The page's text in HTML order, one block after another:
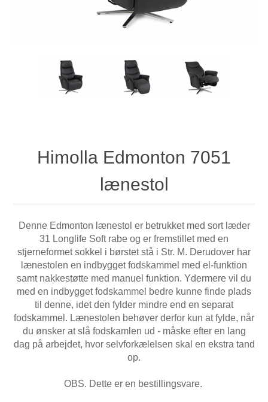
Himolla Edmonton 7051
lænestol
Denne Edmonton lænestol er betrukket med sort læder
31 Longlife Soft rabe og er fremstillet med en
stjerneformet sokkel i børstet stå i Str. M. Derudover har
lænestolen en indbygget fodskammel med el-funktion
samt nakkestøtte med manuel funktion. Ydermere vil du
med en indbygget fodskammel bedre kunne finde plads
til denne, idet den fylder mindre end en separat
fodskammel. Lænestolen behøver derfor kun at fylde, når
du ønsker at slå fodskamlen ud - måske efter en lang
dag på arbejdet, hvor selvforkælelsen skal en ekstra tand
op.
OBS. Dette er en bestillingsvare.